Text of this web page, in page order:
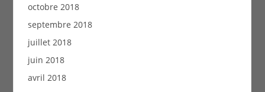
octobre 2018
septembre 2018
juillet 2018
juin 2018
avril 2018